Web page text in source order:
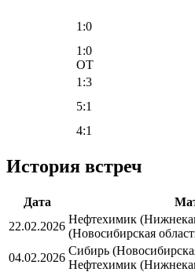
1:0
1:0
OT
1:3
5:1
4:1
История встреч
Дата
22.02.2026
Нефтехимик
(Новосибирская
04.02.2026
Сибирь
Нефтехимик